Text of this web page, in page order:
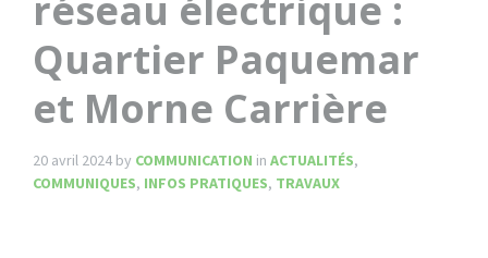
Quartier Paquemar
et Morne Carrière
20 avril 2024 by COMMUNICATION in ACTUALITÉS,
COMMUNIQUES, INFOS PRATIQUES, TRAVAUX